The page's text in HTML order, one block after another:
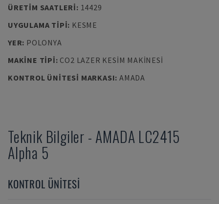
ÜRETIM SAATLERI: 14429
UYGULAMA TIPI: KESME
YER: POLONYA
MAKINE TIPI: CO2 LAZER KESIM MAKINESI
KONTROL ÜNITESI MARKASI: AMADA
Teknik Bilgiler - AMADA LC2415
Alpha 5
KONTROL ÜNITESI